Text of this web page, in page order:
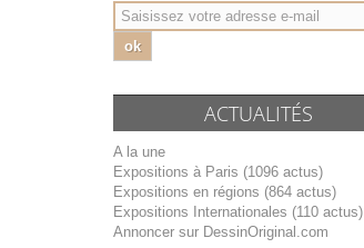
ok
ACTUALITÉS
A la une
Expositions à Paris (1096 actus)
Expositions en régions (864 actus)
Expositions Internationales (110 actus)
Annoncer sur DessinOriginal.com